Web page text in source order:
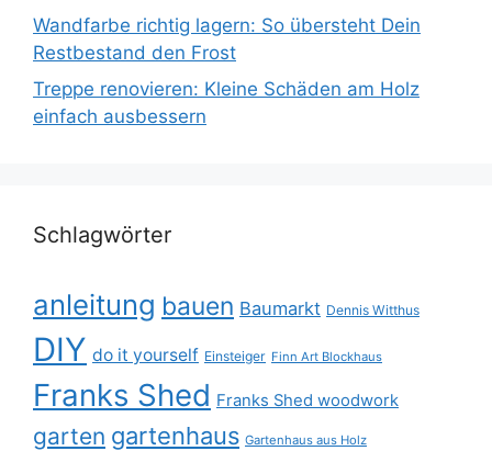
Wandfarbe richtig lagern: So übersteht Dein
Restbestand den Frost
Treppe renovieren: Kleine Schäden am Holz
einfach ausbessern
Schlagwörter
anleitung bauen Baumarkt Dennis Witthus
DIY do it yourself Einsteiger Finn Art Blockhaus
Franks Shed Franks Shed woodwork
garten gartenhaus Gartenhaus aus Holz